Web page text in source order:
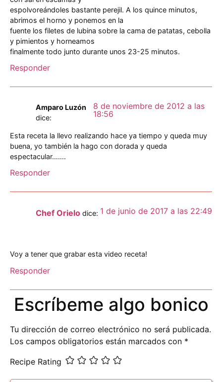
espolvoreándoles bastante perejil. A los quince minutos,
abrimos el horno y ponemos en la
fuente los filetes de lubina sobre la cama de patatas, cebolla
y pimientos y horneamos
finalmente todo junto durante unos 23-25 minutos.
Responder
Amparo Luzón
dice:
8 de noviembre de 2012 a las
18:56
Esta receta la llevo realizando hace ya tiempo y queda muy
buena, yo también la hago con dorada y queda
espectacular…….
Responder
Chef Orielo dice: 1 de junio de 2017 a las 22:49
Voy a tener que grabar esta video receta!
Responder
Escríbeme algo bonico
Tu dirección de correo electrónico no será publicada.
Los campos obligatorios están marcados con *
Recipe Rating